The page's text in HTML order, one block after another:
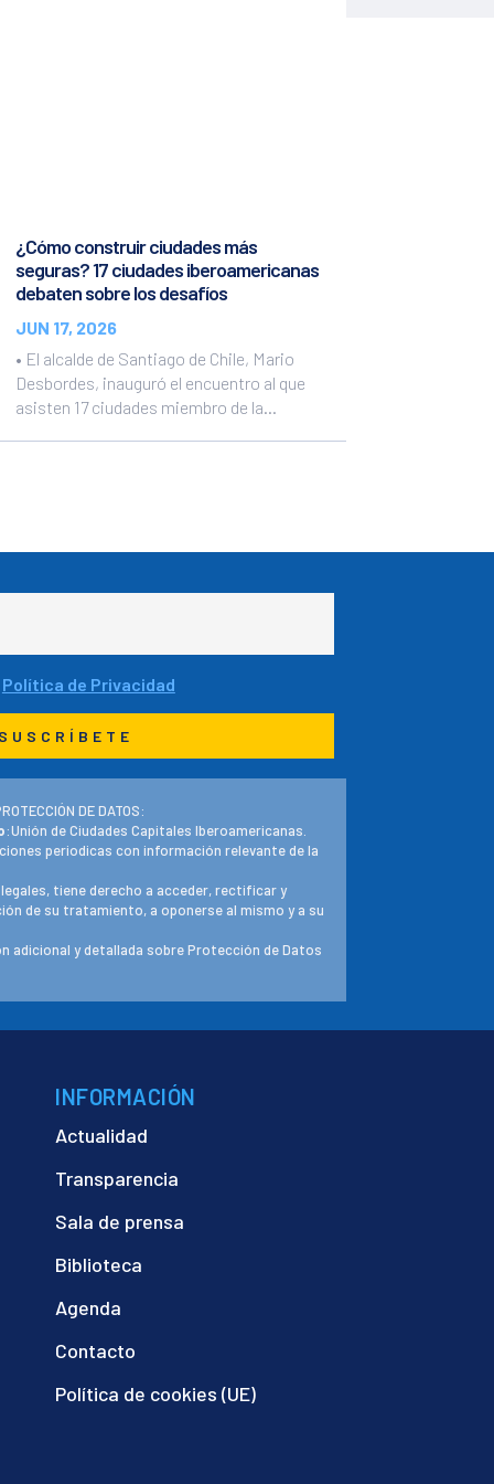
¿Cómo construir ciudades más
seguras? 17 ciudades iberoamericanas
debaten sobre los desafíos
JUN 17, 2026
• El alcalde de Santiago de Chile, Mario
Desbordes, inauguró el encuentro al que
asisten 17 ciudades miembro de la...
Política de Privacidad
DE DATOS:
:Unión de Ciudades Capitales Iberoamericanas.
periodicas con información relevante de la
tiene derecho a acceder, rectificar y
de su tratamiento, a oponerse al mismo y a su
adicional y detallada sobre Protección de Datos
INFORMACIÓN
Actualidad
Transparencia
Sala de prensa
Biblioteca
Agenda
Contacto
Política de cookies (UE)